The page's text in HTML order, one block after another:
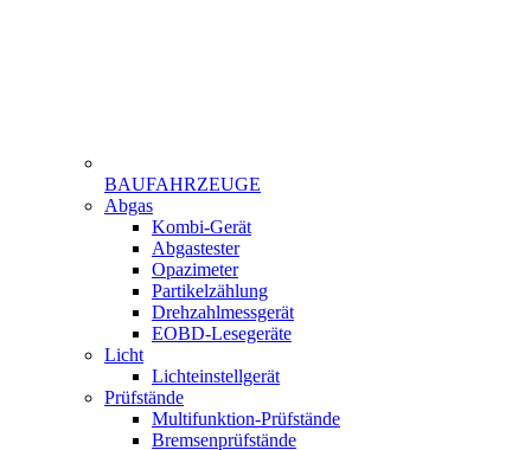
BAUFAHRZEUGE
Menu
Abgas
Kombi-Gerät
Abgastester
Opazimeter
Partikelzählung
Drehzahlmessgerät
EOBD-Lesegeräte
Licht
Lichteinstellgerät
Prüfstände
Multifunktion-Prüfstände
Bremsenprüfstände